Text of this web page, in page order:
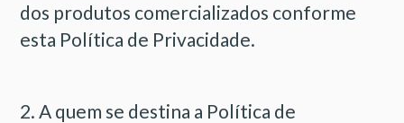
dos produtos comercializados conforme
esta Política de Privacidade.
2. A quem se destina a Política de